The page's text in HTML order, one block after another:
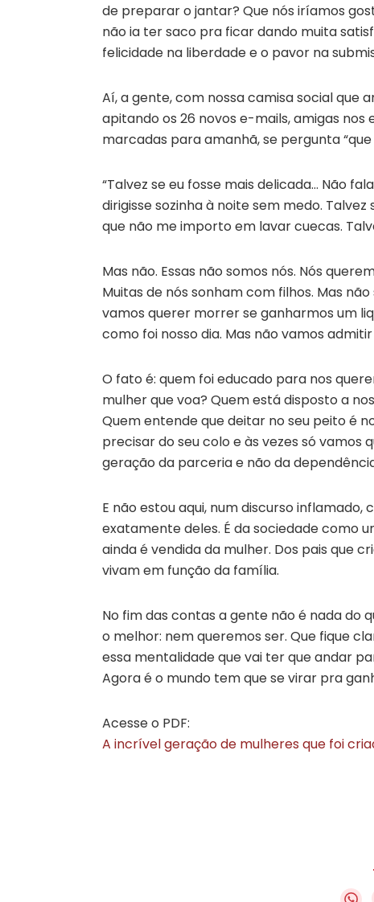
de preparar o jantar? Que nós iríamos
não ia ter saco pra ficar dando muita
felicidade na liberdade e o pavor na
Aí, a gente, com nossa camisa social que
apitando os 26 novos e-mails, amigas
marcadas para amanhã, se pergunta
“Talvez se eu fosse mais delicada… Não
dirigisse sozinha à noite sem medo.
que não me importo em lavar cuecas.
Mas não. Essas não somos nós. Nós
Muitas de nós sonham com filhos. Mas
vamos querer morrer se ganharmos um
como foi nosso dia. Mas não vamos
O fato é: quem foi educado para nos
mulher que voa? Quem está disposto a
Quem entende que deitar no seu peito é
precisar do seu colo e às vezes só vamos
geração da parceria e não da
E não estou aqui, num discurso inflamado,
exatamente deles. É da sociedade como
ainda é vendida da mulher. Dos pais que
vivam em função da família.
No fim das contas a gente não é nada do
o melhor: nem queremos ser. Que fique
essa mentalidade que vai ter que andar
Agora é o mundo tem que se virar pra
Acesse o PDF:
A incrível geração de mulheres que foi